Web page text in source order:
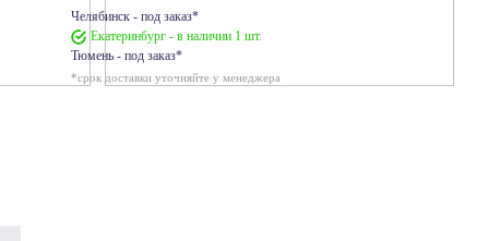
Челябинск - под заказ*
Екатеринбург - в наличии 1 шт.
Тюмень - под заказ*
*срок доставки уточняйте у менеджера